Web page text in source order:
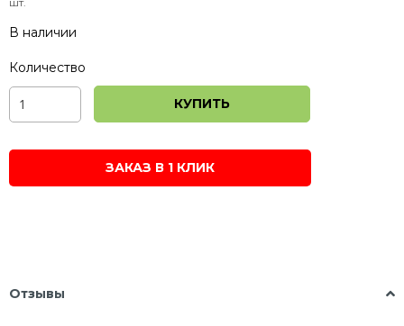
В наличии
Количество
КУПИТЬ
ЗАКАЗ В 1 КЛИК
Отзывы